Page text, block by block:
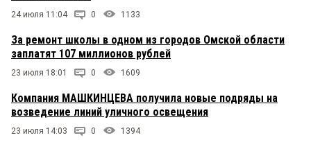
24 июля 11:04 0 1133
За ремонт школы в одном из городов Омской области
заплатят 107 миллионов рублей
23 июля 18:01 0 1609
Компания МАШКИНЦЕВА получила новые подряды на
возведение линий уличного освещения
23 июля 14:03 0 1394